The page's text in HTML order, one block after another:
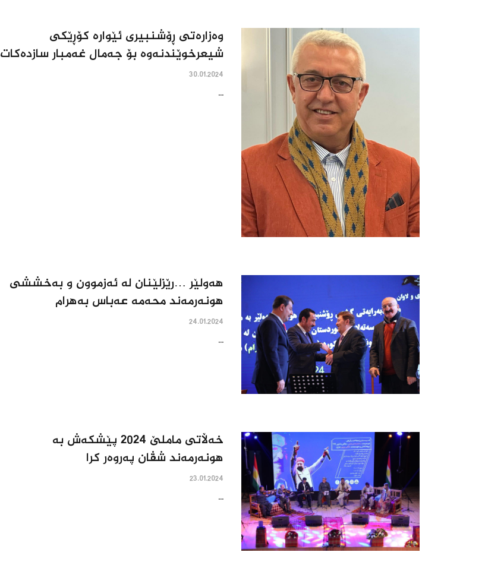
وه‌زاره‌تى ڕۆشنبیرى ئێواره‌ کۆڕێکى
شیعرخوێندنه‌وه‌ بۆ جه‌مال غه‌مبار سازده‌کات
30.01.2024
...
هه‌ولێر …رێزلێنان له‌ ئه‌زموون و به‌خششى
هونه‌رمه‌ند محه‌مه‌ عه‌باس به‌هرام
24.01.2024
...
خه‌ڵاتى ماملێ 2024 پێشکه‌ش به‌
هونه‌رمه‌ند شڤان په‌روه‌ر کرا
23.01.2024
...